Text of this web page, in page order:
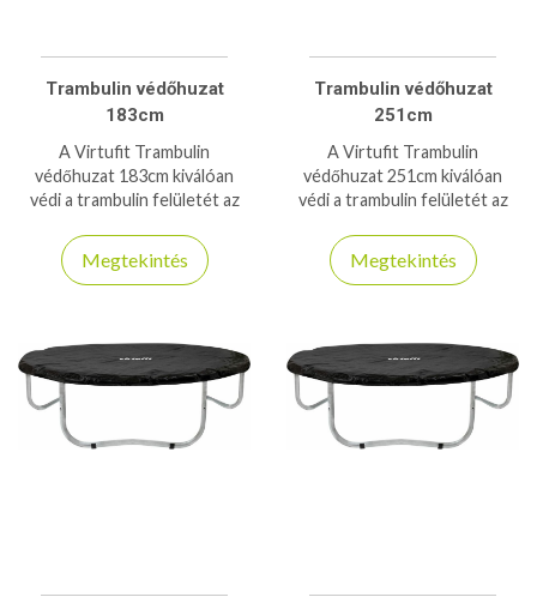
Trambulin védőhuzat
183cm
A Virtufit Trambulin
védőhuzat 183cm kiválóan
védi a trambulin felületét az
biztosítva a hosszú
élettartamot és esztétikus
Megtekintés
Trambulin védőhuzat
251cm
A Virtufit Trambulin
védőhuzat 251cm kiválóan
védi a trambulin felületét az
biztosítva a hosszú
élettartamot és esztétikus
Megtekintés